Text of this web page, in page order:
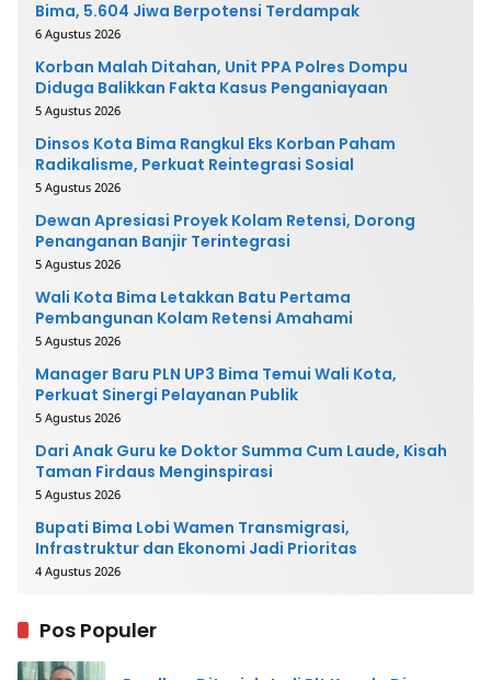
Bima, 5.604 Jiwa Berpotensi Terdampak
6 Agustus 2026
Korban Malah Ditahan, Unit PPA Polres Dompu
Diduga Balikkan Fakta Kasus Penganiayaan
5 Agustus 2026
Dinsos Kota Bima Rangkul Eks Korban Paham
Radikalisme, Perkuat Reintegrasi Sosial
5 Agustus 2026
Dewan Apresiasi Proyek Kolam Retensi, Dorong
Penanganan Banjir Terintegrasi
5 Agustus 2026
Wali Kota Bima Letakkan Batu Pertama
Pembangunan Kolam Retensi Amahami
5 Agustus 2026
Manager Baru PLN UP3 Bima Temui Wali Kota,
Perkuat Sinergi Pelayanan Publik
5 Agustus 2026
Dari Anak Guru ke Doktor Summa Cum Laude, Kisah
Taman Firdaus Menginspirasi
5 Agustus 2026
Bupati Bima Lobi Wamen Transmigrasi,
Infrastruktur dan Ekonomi Jadi Prioritas
4 Agustus 2026
Pos Populer